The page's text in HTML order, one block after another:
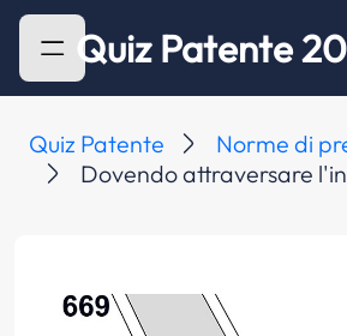
Quiz Patente
Quiz Patente
Norme di
Dovendo attraversare